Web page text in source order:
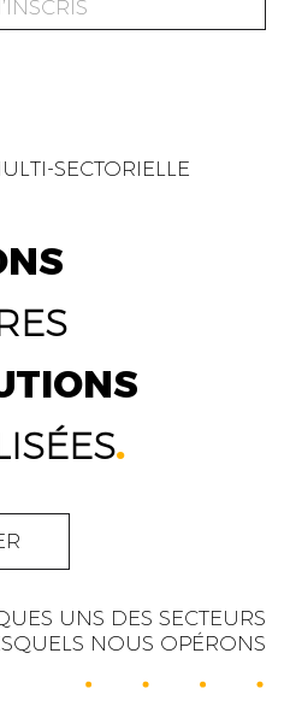
SECTORIELLE
.
UNS DES SECTEURS
NOUS OPÉRONS